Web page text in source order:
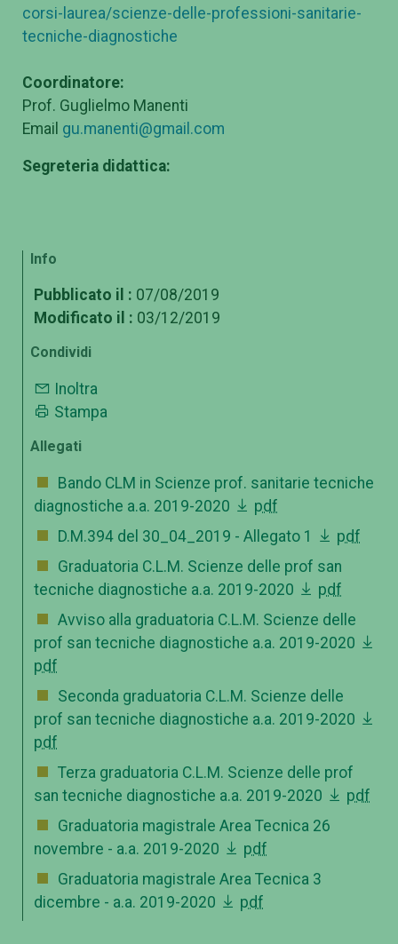
corsi-laurea/scienze-delle-professioni-sanitarie-
tecniche-diagnostiche
Coordinatore:
Prof. Guglielmo Manenti
Email gu.manenti@gmail.com
Segreteria didattica:
Info
Pubblicato il : 07/08/2019
Modificato il : 03/12/2019
Condividi
Inoltra
Stampa
Allegati
Bando CLM in Scienze prof. sanitarie tecniche
diagnostiche a.a. 2019-2020
pdf
D.M.394 del 30_04_2019 - Allegato 1
pdf
Graduatoria C.L.M. Scienze delle prof san
tecniche diagnostiche a.a. 2019-2020
pdf
Avviso alla graduatoria C.L.M. Scienze delle
prof san tecniche diagnostiche a.a. 2019-2020
pdf
Seconda graduatoria C.L.M. Scienze delle
prof san tecniche diagnostiche a.a. 2019-2020
pdf
Terza graduatoria C.L.M. Scienze delle prof
san tecniche diagnostiche a.a. 2019-2020
pdf
Graduatoria magistrale Area Tecnica 26
novembre - a.a. 2019-2020
pdf
Graduatoria magistrale Area Tecnica 3
dicembre - a.a. 2019-2020
pdf